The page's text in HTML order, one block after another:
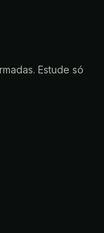
Estude só